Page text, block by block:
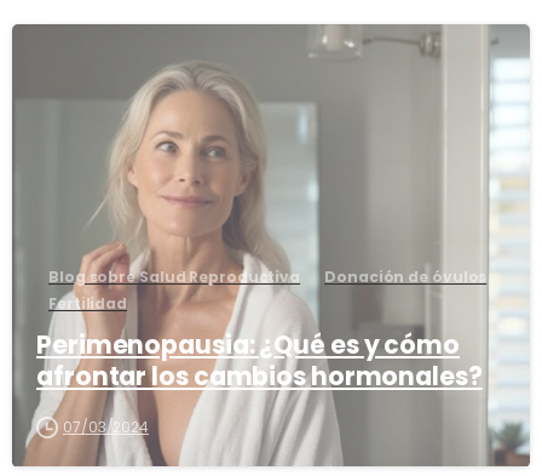
0
Blog sobre Salud Reproductiva
Donación de óvulos
Fertilidad
Perimenopausia: ¿Qué es y cómo
afrontar los cambios hormonales?
07/03/2024